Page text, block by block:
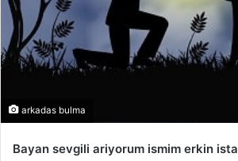
arkadas bulma
Bayan sevgili ariyorum ismim erkin